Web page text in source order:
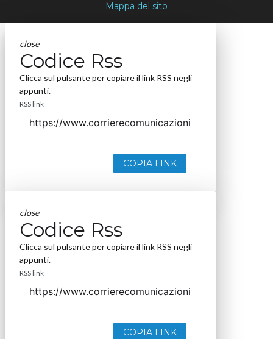
Mappa del sito
close
Codice Rss
Clicca sul pulsante per copiare il link RSS negli
appunti.
RSS link
COPIA LINK
close
Codice Rss
Clicca sul pulsante per copiare il link RSS negli
appunti.
RSS link
COPIA LINK